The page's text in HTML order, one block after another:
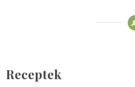
Receptek
2023.03.06.